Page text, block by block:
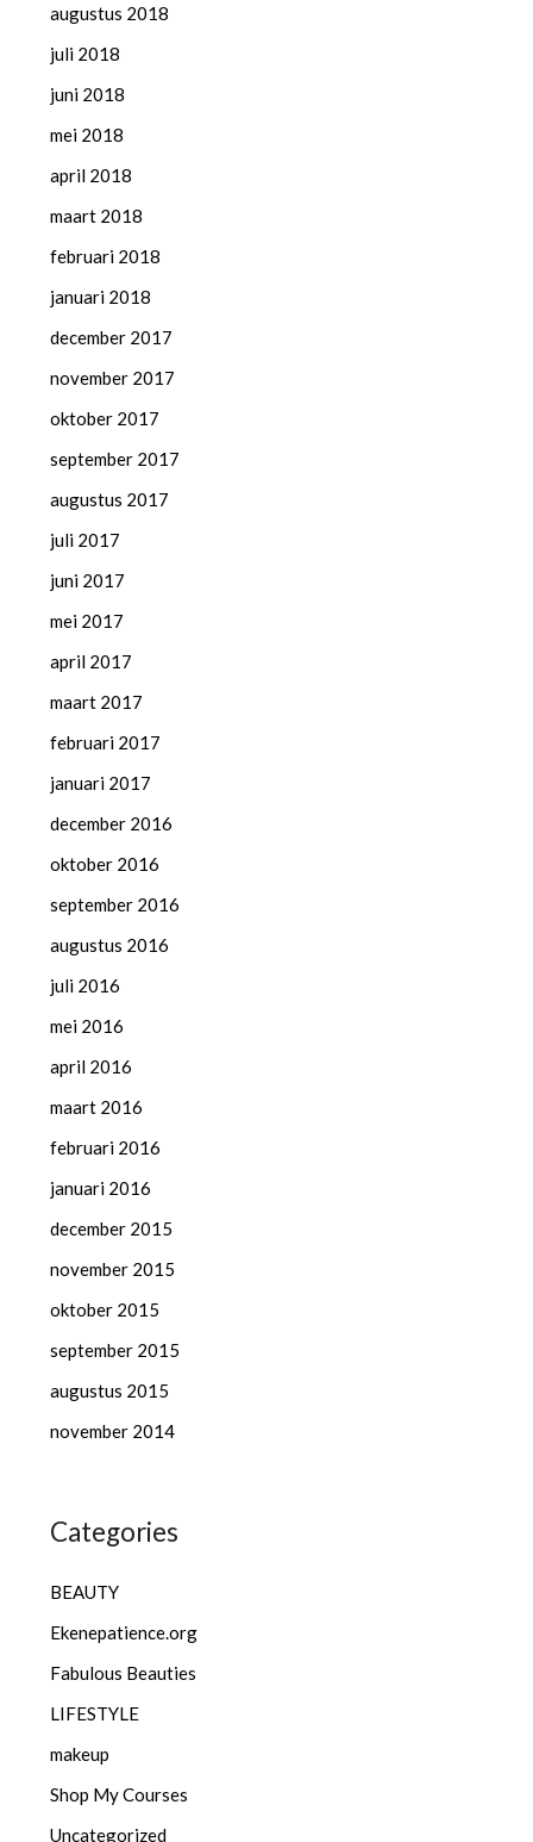
augustus 2018
juli 2018
juni 2018
mei 2018
april 2018
maart 2018
februari 2018
januari 2018
december 2017
november 2017
oktober 2017
september 2017
augustus 2017
juli 2017
juni 2017
mei 2017
april 2017
maart 2017
februari 2017
januari 2017
december 2016
oktober 2016
september 2016
augustus 2016
juli 2016
mei 2016
april 2016
maart 2016
februari 2016
januari 2016
december 2015
november 2015
oktober 2015
september 2015
augustus 2015
november 2014
Categories
BEAUTY
Ekenepatience.org
Fabulous Beauties
LIFESTYLE
makeup
Shop My Courses
Uncategorized